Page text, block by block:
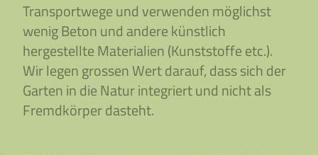
Transportwege und verwenden möglichst
wenig Beton und andere künstlich
hergestellte Materialien (Kunststoffe etc.).
Wir legen grossen Wert darauf, dass sich der
Garten in die Natur integriert und nicht als
Fremdkörper dasteht.